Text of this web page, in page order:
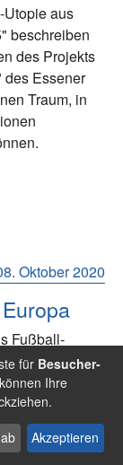
Utopie aus
beschreiben
des Projekts
des Essener
Traum, in
Oktober 2020
Fußball-
was jetzt
München,
Liga. Der
für Besucher-
Ihre
Akzeptieren